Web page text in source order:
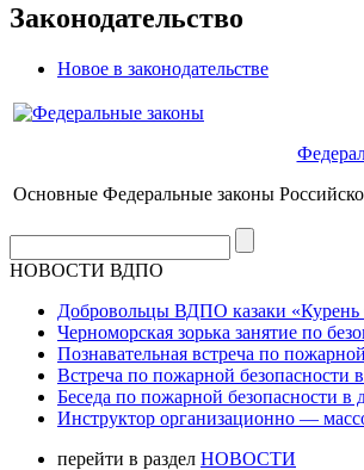
Законодательство
Новое в законодательстве
Основные Федеральные законы
НОВОСТИ ВДПО
Добровольцы ВДПО казаки «Курень
Черноморская зорька занятие по
Познавательная встреча по
Встреча по пожарной безопасности
Беседа по пожарной безопасности в
Инструктор организационно —
перейти в раздел НОВОСТИ